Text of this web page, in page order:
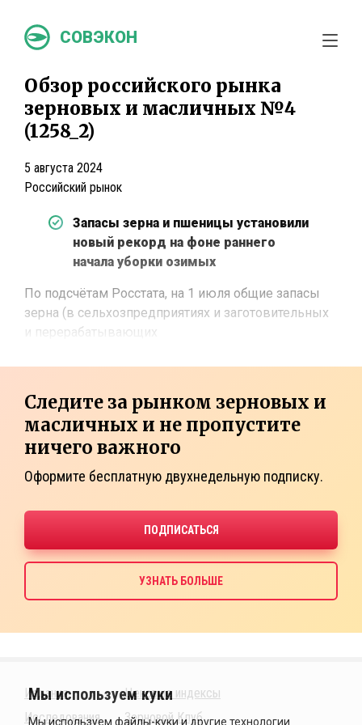
СОВЭКОН
Обзор российского рынка
зерновых и масличных №4
(1258_2)
5 августа 2024
Российский рынок
Запасы зерна и пшеницы установили
новый рекорд на фоне раннего
начала уборки озимых
По подсчётам Росстата, на 1 июля общие запасы
зерна (в сельхозпредприятиях и заготовительных
и перерабатывающих
Следите за рынком зерновых и
масличных и не пропустите
ничего важного
Оформите бесплатную двухнедельную подписку.
Издания
Исследования
Ценовые индексы
Зерновой Клуб